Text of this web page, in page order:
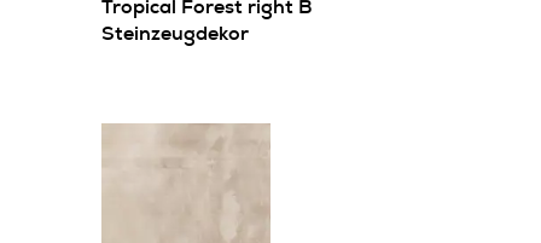
Tropical Forest right B
Steinzeugdekor